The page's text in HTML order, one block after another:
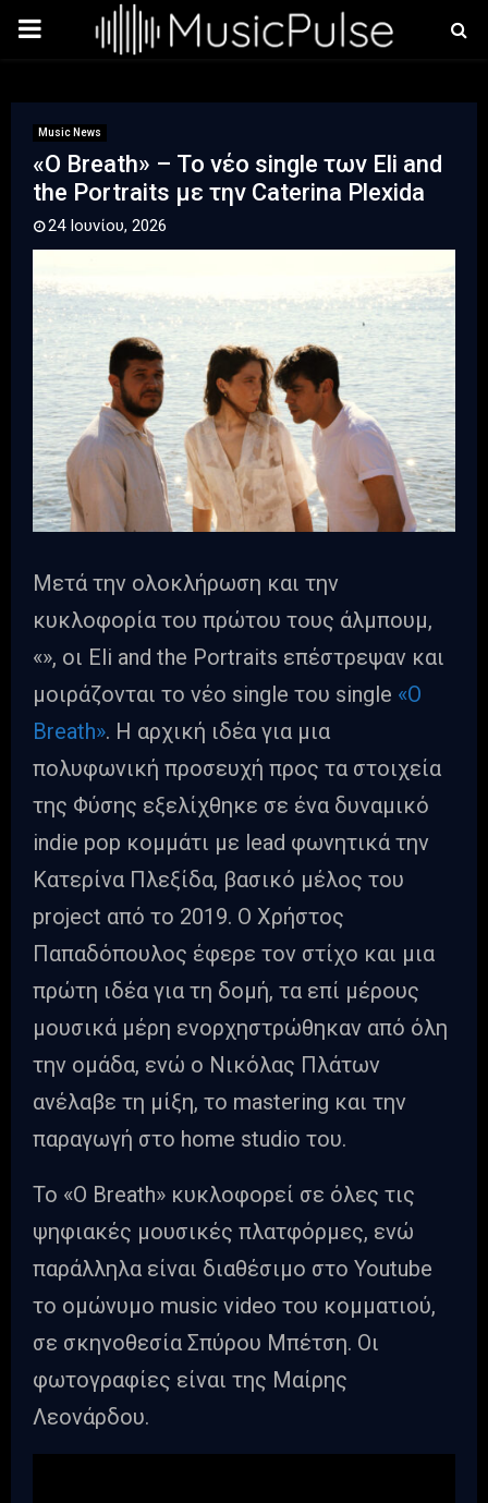
PRIMARY
Music News
«O Breath» – Το νέο single των Eli and
the Portraits με την Caterina Plexida
24 Ιουνίου, 2026
Μετά την ολοκλήρωση και την
κυκλοφορία του πρώτου τους άλμπουμ,
«», οι Eli and the Portraits επέστρεψαν και
μοιράζονται το νέο single του single «Ο
Breath». H αρχική ιδέα για μια
πολυφωνική προσευχή προς τα στοιχεία
της Φύσης εξελίχθηκε σε ένα δυναμικό
indie pop κομμάτι με lead φωνητικά την
Κατερίνα Πλεξίδα, βασικό μέλος του
project από το 2019. Ο Χρήστος
Παπαδόπουλος έφερε τον στίχο και μια
πρώτη ιδέα για τη δομή, τα επί μέρους
μουσικά μέρη ενορχηστρώθηκαν από όλη
την ομάδα, ενώ ο Νικόλας Πλάτων
ανέλαβε τη μίξη, το mastering και την
παραγωγή στο home studio του.
Το «Ο Breath» κυκλοφορεί σε όλες τις
ψηφιακές μουσικές πλατφόρμες, ενώ
παράλληλα είναι διαθέσιμο στο Youtube
το ομώνυμο music video του κομματιού,
σε σκηνοθεσία Σπύρου Μπέτση. Οι
φωτογραφίες είναι της Μαίρης
Λεονάρδου.